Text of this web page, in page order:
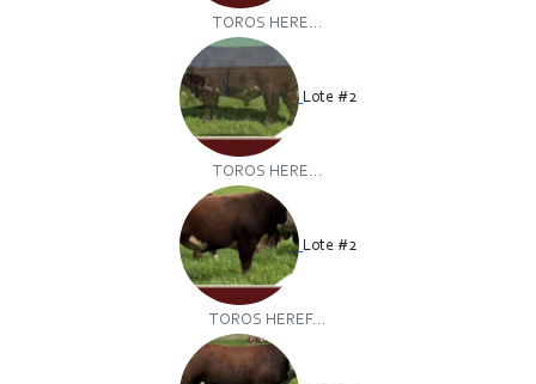
TOROS HERE...
Lote #2
TOROS HERE...
Lote #2
TOROS HEREF...